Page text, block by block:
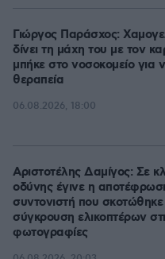
Γιώργος Παράσχος:
δίνει τη μάχη του με τον
μπήκε στο νοσοκομείο για
θεραπεία
06.08.2026, 18:00
Αριστοτέλης Δαμίγος: Σε
οδύνης έγινε η
συντονιστή που
σύγκρουση ελικοπτέρων
φωτογραφίες